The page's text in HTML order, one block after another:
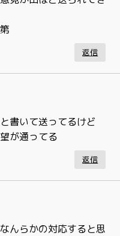
返信
書いて送ってるけど
が通ってる
返信
んらかの対応すると思